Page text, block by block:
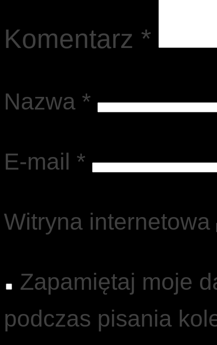
Komentarz *
Nazwa *
E-mail *
Witryna internetowa
Zapamiętaj moje
podczas pisania